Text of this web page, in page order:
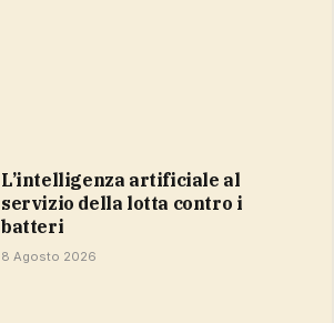
L’intelligenza artificiale al
servizio della lotta contro i
batteri
8 Agosto 2026